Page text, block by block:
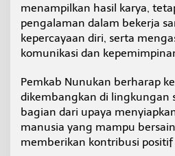
menampilkan hasil karya,
pengalaman dalam bekerja
kepercayaan diri, serta
komunikasi dan
Pemkab Nunukan berharap
dikembangkan di lingkungan
bagian dari upaya
manusia yang mampu
memberikan kontribusi positif